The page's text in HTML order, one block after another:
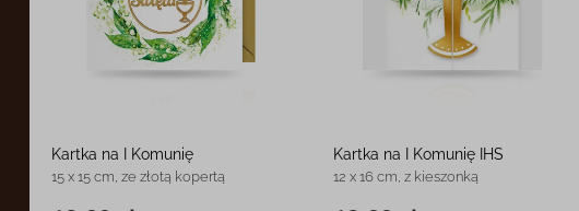
Kartka na I Komunię
15 x 15 cm, ze złotą kopertą
Kartka na I Komunię IHS
12 x 16 cm, z kieszonką